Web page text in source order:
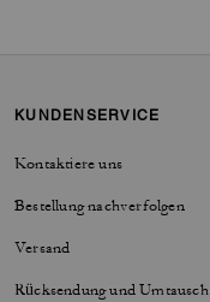
KUNDENSERVICE
Kontaktiere uns
Bestellung nachverfolgen
Versand
Rücksendung und Umtausch